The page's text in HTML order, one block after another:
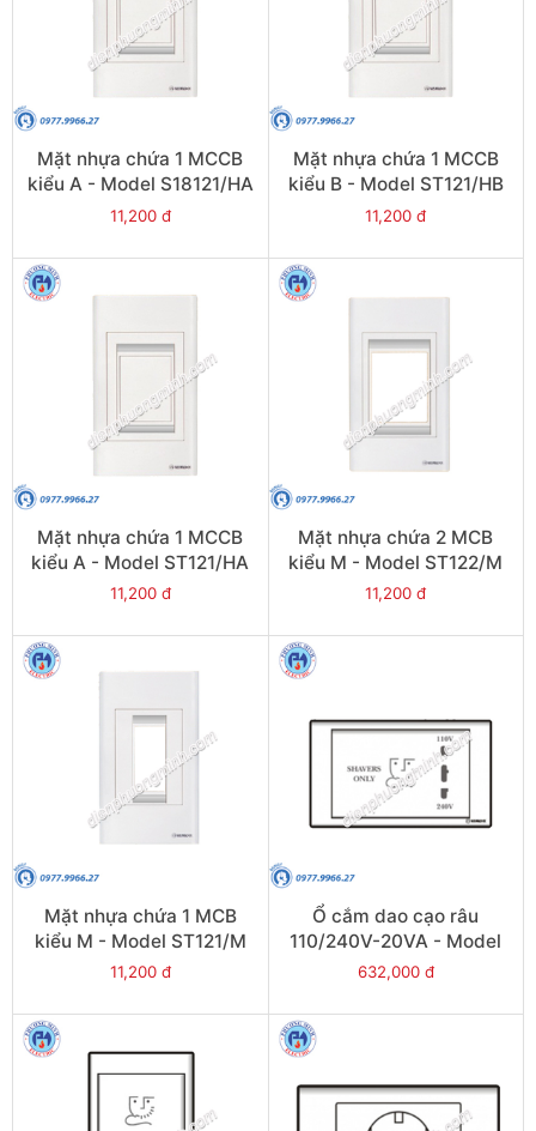
Mặt nhựa chứa 1 MCCB
kiểu A - Model S18121/HA
11,200 đ
Mặt nhựa chứa 1 MCCB
kiểu B - Model ST121/HB
11,200 đ
Mặt nhựa chứa 1 MCCB
kiểu A - Model ST121/HA
11,200 đ
Mặt nhựa chứa 2 MCB
kiểu M - Model ST122/M
11,200 đ
Mặt nhựa chứa 1 MCB
kiểu M - Model ST121/M
11,200 đ
Ổ cắm dao cạo râu
110/240V-20VA - Model
S18/2727
632,000 đ